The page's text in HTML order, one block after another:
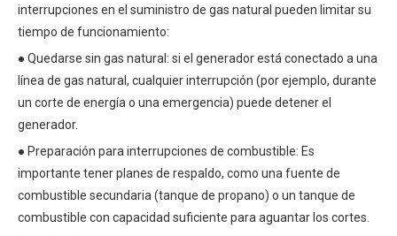
interrupciones en el suministro de gas natural pueden limitar su
tiempo de funcionamiento:
● Quedarse sin gas natural: si el generador está conectado a una
línea de gas natural, cualquier interrupción (por ejemplo, durante
un corte de energía o una emergencia) puede detener el
generador.
● Preparación para interrupciones de combustible: Es
importante tener planes de respaldo, como una fuente de
combustible secundaria (tanque de propano) o un tanque de
combustible con capacidad suficiente para aguantar los cortes.